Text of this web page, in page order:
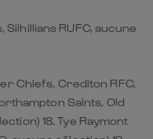
RUFC, aucune
Chiefs, Crediton RFC,
Saints, Old
18. Tye Raymont